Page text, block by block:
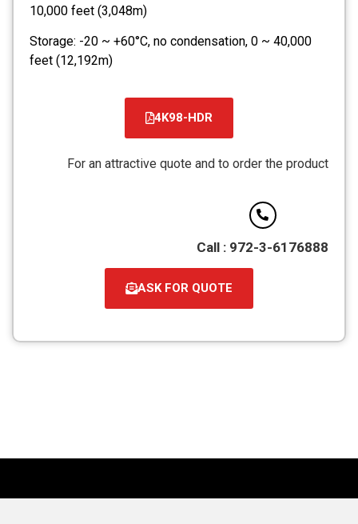
10,000 feet (3,048m)
Storage: -20 ~ +60°C, no condensation, 0 ~ 40,000
feet (12,192m)
4K98-HDR
קובץ
PDF
For an attractive quote and to order the product
Call : 972-3-6176888
ASK FOR QUOTE